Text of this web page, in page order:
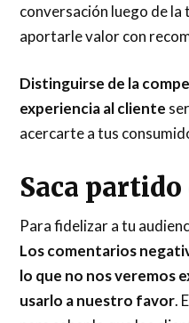
conversación luego de
aportarle valor con
Distinguirse de la
experiencia al cliente
acercarte a tus
Saca partido
Para fidelizar a tu
Los comentarios
lo que no nos veremos
usarlo a nuestro favor.